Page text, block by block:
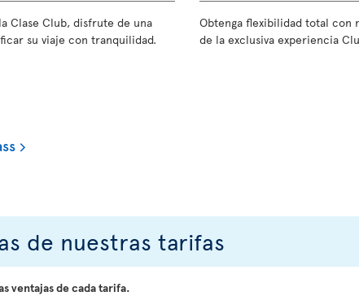
Clase Club, disfrute de una
su viaje con tranquilidad.
Obtenga flexibilidad total con
de la exclusiva experiencia
de nuestras tarifas
ventajas de cada tarifa.